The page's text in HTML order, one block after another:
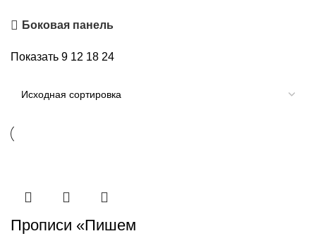
Боковая панель
Показать 9 12 18 24
Прописи «Пишем